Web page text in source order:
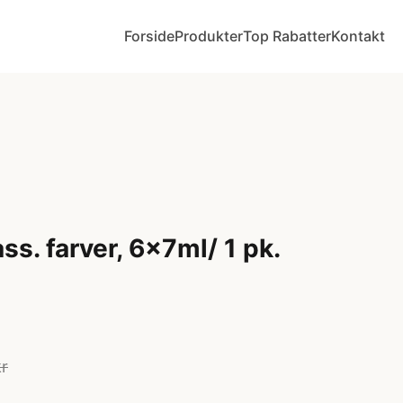
ForsideProdukterTop RabatterKontakt
farver, 6x7ml/ 1 pk.